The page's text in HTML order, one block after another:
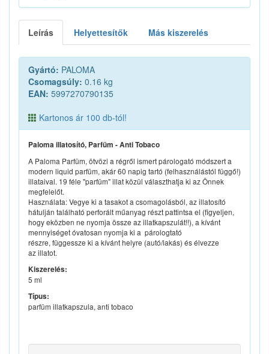
Leírás Helyettesítők Más kiszerelés
Gyártó: PALOMA
Csomagsúly: 0.16 kg
EAN: 5997270790135
Kartonos ár 100 db-tól!
Paloma illatosító, Parfüm - Anti Tobaco
A Paloma Parfüm, ötvözi a régről ismert párologató módszert a
modern liquid parfüm, akár 60 napig tartó (felhasználástól függő!)
illataival. 19 féle "parfüm" illat közül választhatja ki az Önnek
megfelelőt.
Használata: Vegye ki a tasakot a csomagolásból, az illatosító
hátulján található perforált műanyag részt pattintsa el (figyeljen,
hogy eközben ne nyomja össze az illatkapszulát!!), a kívánt
mennyiséget óvatosan nyomja ki a párologtató
részre, függessze ki a kívánt helyre (autó/lakás) és élvezze
az illatot.
Kiszerelés:
5 ml
Típus:
parfüm illatkapszula, anti tobaco